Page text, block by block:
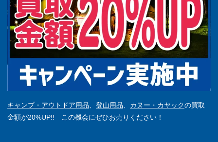
キャンプ・アウトドア用品 登山用品 カヌー・カヤックの買取
金額が20%UP!! この機会にぜひお売りください！